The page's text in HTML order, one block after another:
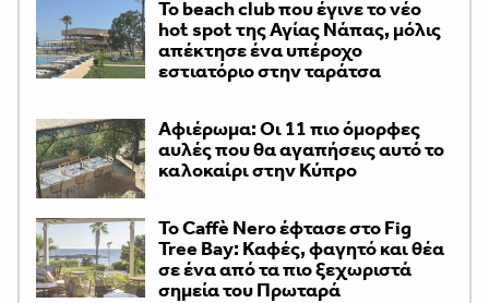
Το beach club που έγινε το νέο
hot spot της Αγίας Νάπας, μόλις
απέκτησε ένα υπέροχο
εστιατόριο στην ταράτσα
Αφιέρωμα: Οι 11 πιο όμορφες
αυλές που θα αγαπήσεις αυτό το
καλοκαίρι στην Κύπρο
Το Caffè Nero έφτασε στο Fig
Tree Bay: Καφές, φαγητό και θέα
σε ένα από τα πιο ξεχωριστά
σημεία του Πρωταρά